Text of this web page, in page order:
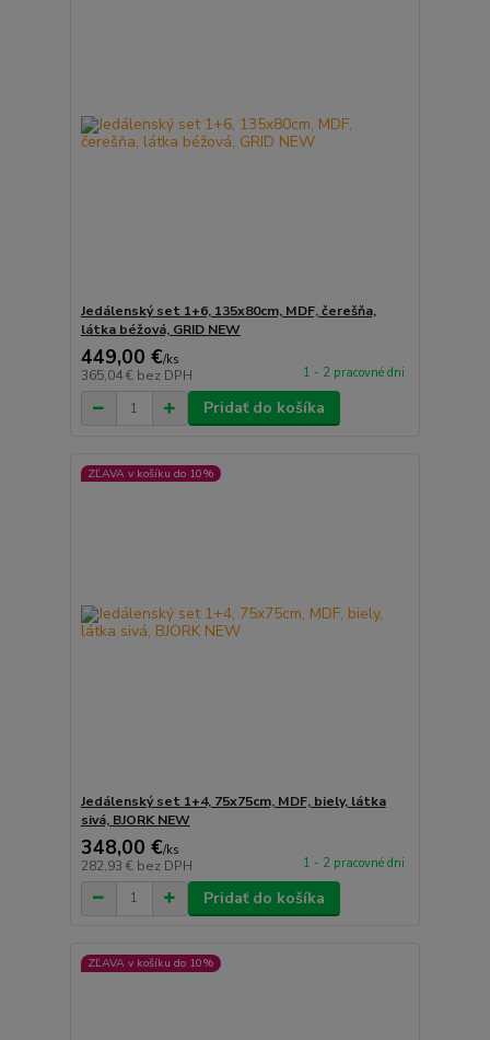
Jedálenský set 1+6, 135x80cm, MDF, čerešňa,
látka béžová, GRID NEW
449,00 €/ks
365,04 € bez DPH 1 - 2 pracovné dni
Pridať do košíka
ZĽAVA v košíku do 10%
Jedálenský set 1+4, 75x75cm, MDF, biely, látka
sivá, BJORK NEW
348,00 €/ks
282,93 € bez DPH 1 - 2 pracovné dni
Pridať do košíka
ZĽAVA v košíku do 10%